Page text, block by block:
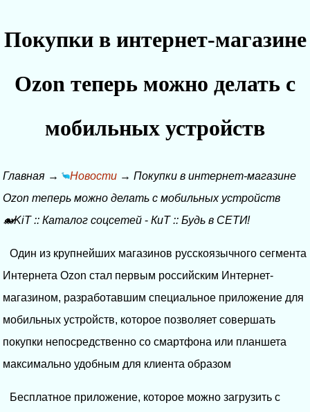
Покупки в интернет-магазине
Ozon теперь можно делать с
мобильных устройств
Главная → Новости → Покупки в интернет-магазине
Ozon теперь можно делать с мобильных устройств
🐋KiT:: Каталог соцсетей - КиТ:: Будь в СЕТИ!
Один из крупнейших магазинов русскоязычного сегмента
Интернета Ozon стал первым российским Интернет-
магазином, разработавшим специальное приложение для
мобильных устройств, которое позволяет совершать
покупки непосредственно со смартфона или планшета
максимально удобным для клиента образом
Бесплатное приложение, которое можно загрузить с